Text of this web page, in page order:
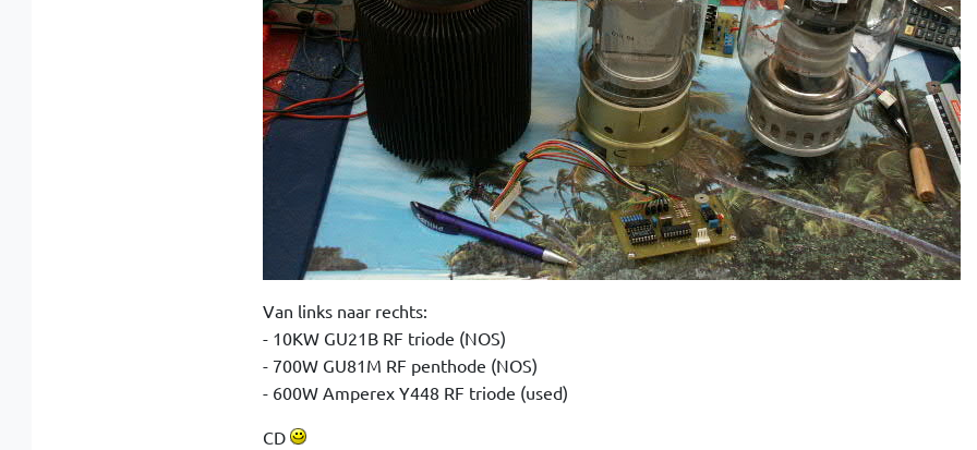
Van links naar rechts:
- 10KW GU21B RF triode (NOS)
- 700W GU81M RF penthode (NOS)
- 600W Amperex Y448 RF triode (used)
CD